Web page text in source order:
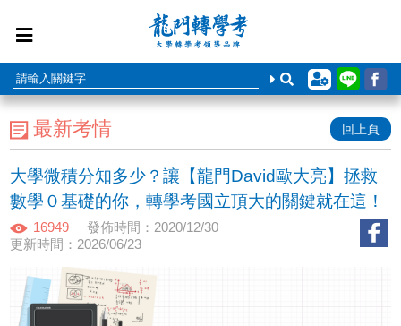
最新考情 回上頁
大學微積分知多少？讓【龍門David歐大亮】拯救
數學０基礎的你，轉學考國立頂大的關鍵就在這！
16949
發佈時間：2020/12/30
更新時間：2026/06/23